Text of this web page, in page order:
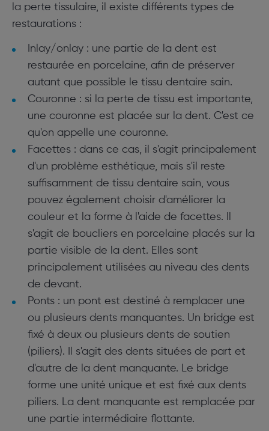
la perte tissulaire, il existe différents types de
restaurations :
Inlay/onlay : une partie de la dent est
restaurée en porcelaine, afin de préserver
autant que possible le tissu dentaire sain.
Couronne : si la perte de tissu est importante,
une couronne est placée sur la dent. C'est ce
qu'on appelle une couronne.
Facettes : dans ce cas, il s'agit principalement
d'un problème esthétique, mais s'il reste
suffisamment de tissu dentaire sain, vous
pouvez également choisir d'améliorer la
couleur et la forme à l'aide de facettes. Il
s'agit de boucliers en porcelaine placés sur la
partie visible de la dent. Elles sont
principalement utilisées au niveau des dents
de devant.
Ponts : un pont est destiné à remplacer une
ou plusieurs dents manquantes. Un bridge est
fixé à deux ou plusieurs dents de soutien
(piliers). Il s'agit des dents situées de part et
d'autre de la dent manquante. Le bridge
forme une unité unique et est fixé aux dents
piliers. La dent manquante est remplacée par
une partie intermédiaire flottante.